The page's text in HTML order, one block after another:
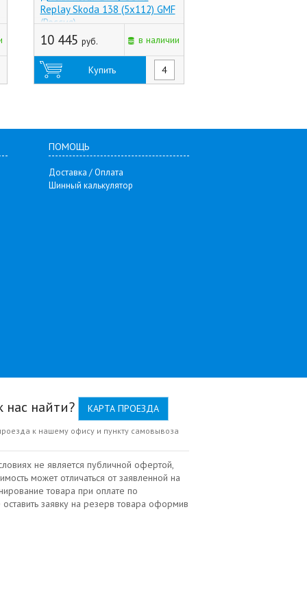
Replay Skoda 138 (5x112) GMF
(Россия)
10 445 руб. в наличии
Купить
ПОМОЩЬ
Доставка / Оплата
Шинный калькулятор
нас найти? КАРТА ПРОЕЗДА
к нашему офису и пункту самовывоза
не является публичной офертой,
может отличаться от заявленной на
товара при оплате по
заявку на резерв товара оформив